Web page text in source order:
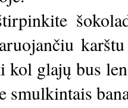
kol glajų bus
smulkintais